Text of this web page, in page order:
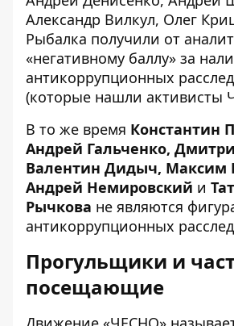
Александр Вилкул, Олег
Рыбалка получили от
«негативному баллу» за
антикоррупционных
(которые нашли активисты
В то же время Константин
Андрей Гальченко,
Валентин Дидыч, Максим
Андрей Немировский и
Рычкова не являются
антикоррупционных
Прогульщики и
посещающие